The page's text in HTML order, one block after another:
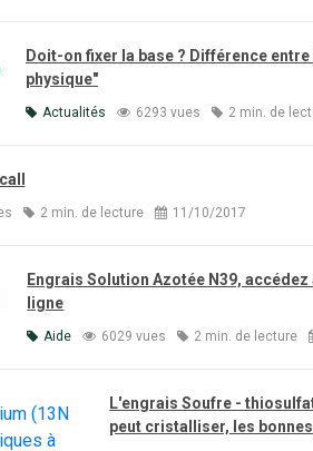
Doit-on fixer la base ? Différence
physique"
Actualités 6293 vues 2 min. de
2 min. de lecture 11/10/2017
Engrais Solution Azotée N39,
ligne
Aide 6029 vues 2 min. de lecture
L'engrais Soufre -
peut cristalliser, les